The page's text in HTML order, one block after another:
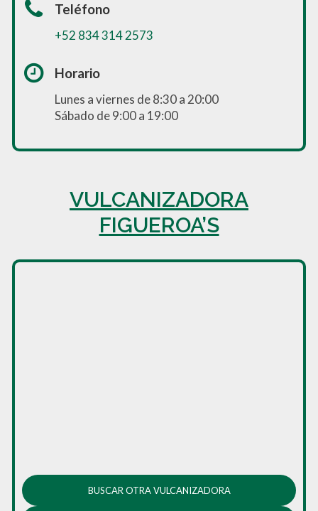
Teléfono
+52 834 314 2573
Horario
Lunes a viernes de 8:30 a 20:00
Sábado de 9:00 a 19:00
VULCANIZADORA
FIGUEROA’S
BUSCAR OTRA VULCANIZADORA